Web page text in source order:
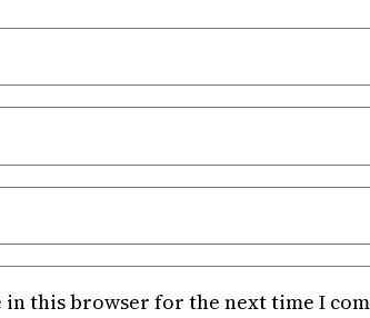
in this browser for the next time I